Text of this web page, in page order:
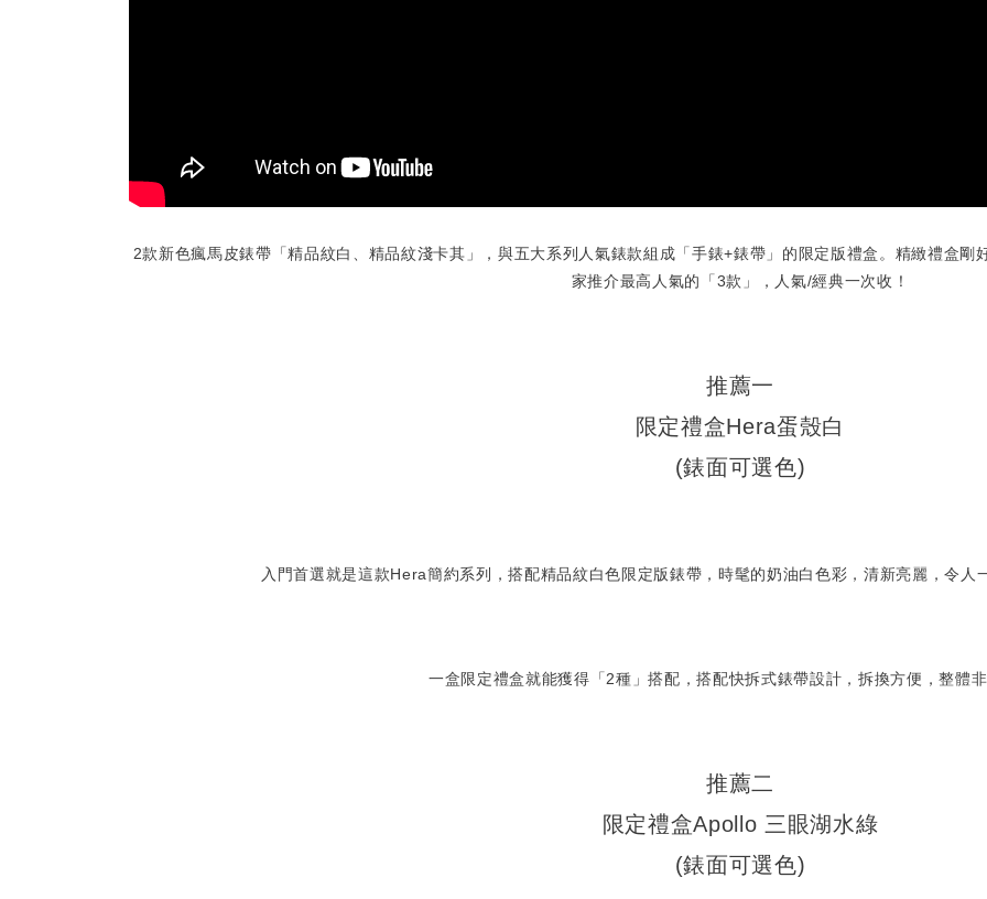
2款新色瘋馬皮錶帶「精品紋白、精品紋淺卡其 」，與五大系列人氣錶款組成「手錶+錶帶 」的限定版禮盒。精緻禮盒剛
家推介最高人氣的「3款」，人氣/經典一次收！
推薦一
限定禮盒Hera蛋殼白
(錶面可選色)
入門首選就是這款Hera簡約系列，搭配精品紋白色限定版錶帶，時髦的奶油白色彩，清新亮麗，令人
一盒限定禮盒就能獲得「2種」搭配，搭配快拆式錶帶設計，拆換方便，整體非
推薦二
限定禮盒Apollo 三眼湖水綠
(錶面可選色)